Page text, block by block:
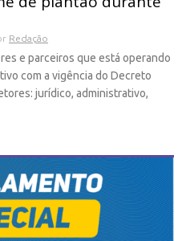
Redação
e parceiros que está operando
com a vigência do Decreto
jurídico, administrativo,